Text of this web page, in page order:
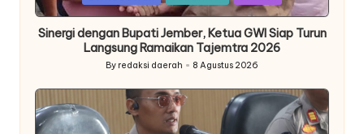
Sinergi dengan Bupati Jember, Ketua GWI Siap Turun
Langsung Ramaikan Tajemtra 2026
Posted
By redaksi daerah 8 Agustus 2026